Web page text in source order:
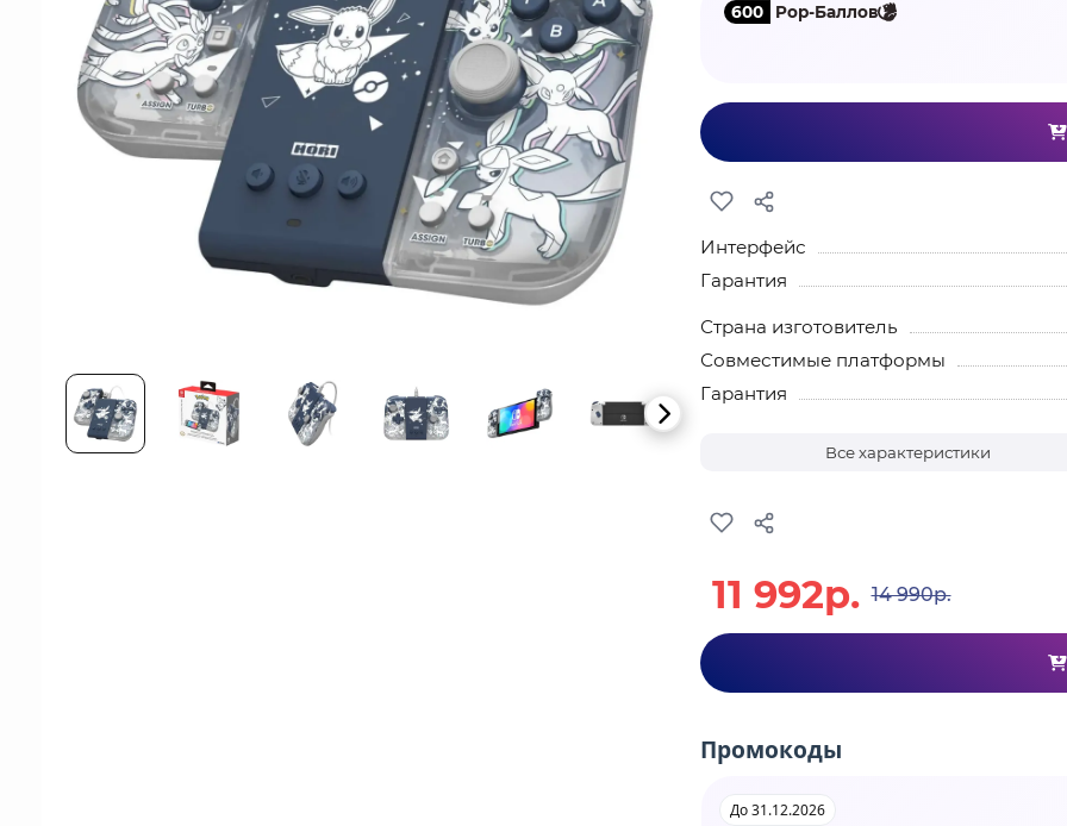
600 Pop-Баллов
Интерфейс
Гарантия
Страна изготовитель
Совместимые платформы
Гарантия
Все характеристики
11 992р. 14 990р.
Промокоды
До 31.12.2026